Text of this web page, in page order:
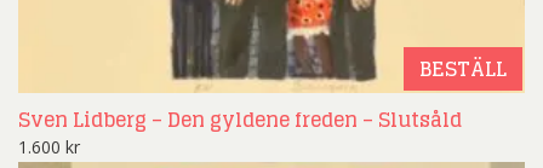
BESTÄLL
Sven Lidberg – Den gyldene freden – Slutsåld
1.600 kr